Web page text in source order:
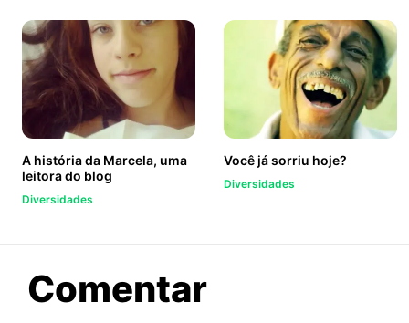
A história da Marcela, uma
leitora do blog
Diversidades
Você já sorriu hoje?
Diversidades
Comentarsobre